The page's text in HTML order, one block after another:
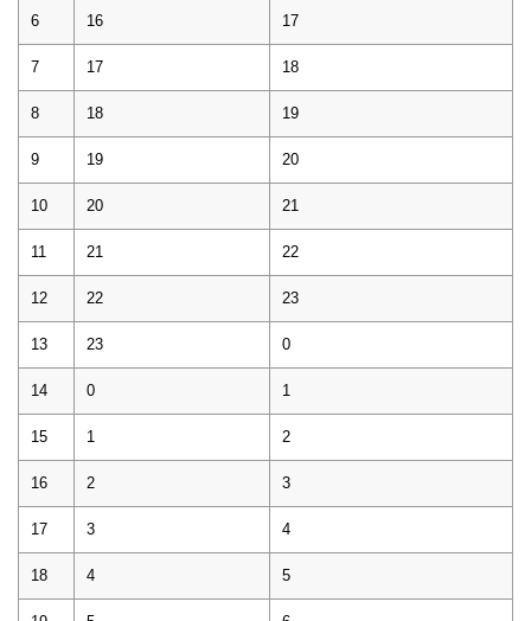
6 16 17
7 17 18
8 18 19
9 19 20
10 20 21
11 21 22
12 22 23
13 23 0
14 0 1
15 1 2
16 2 3
17 3 4
18 4 5